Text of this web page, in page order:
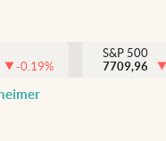
México
-0.19%
S&P 500
7709,96